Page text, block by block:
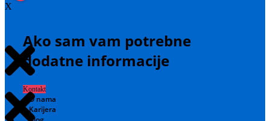
Ako sam vam potrebne
dodatne informacije
Kontakt
O nama
Karijera
X